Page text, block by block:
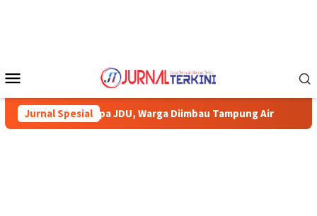
Mobile
Jurnal Spesial
Warga Diimbau Tampung Air Pemkab Karimun